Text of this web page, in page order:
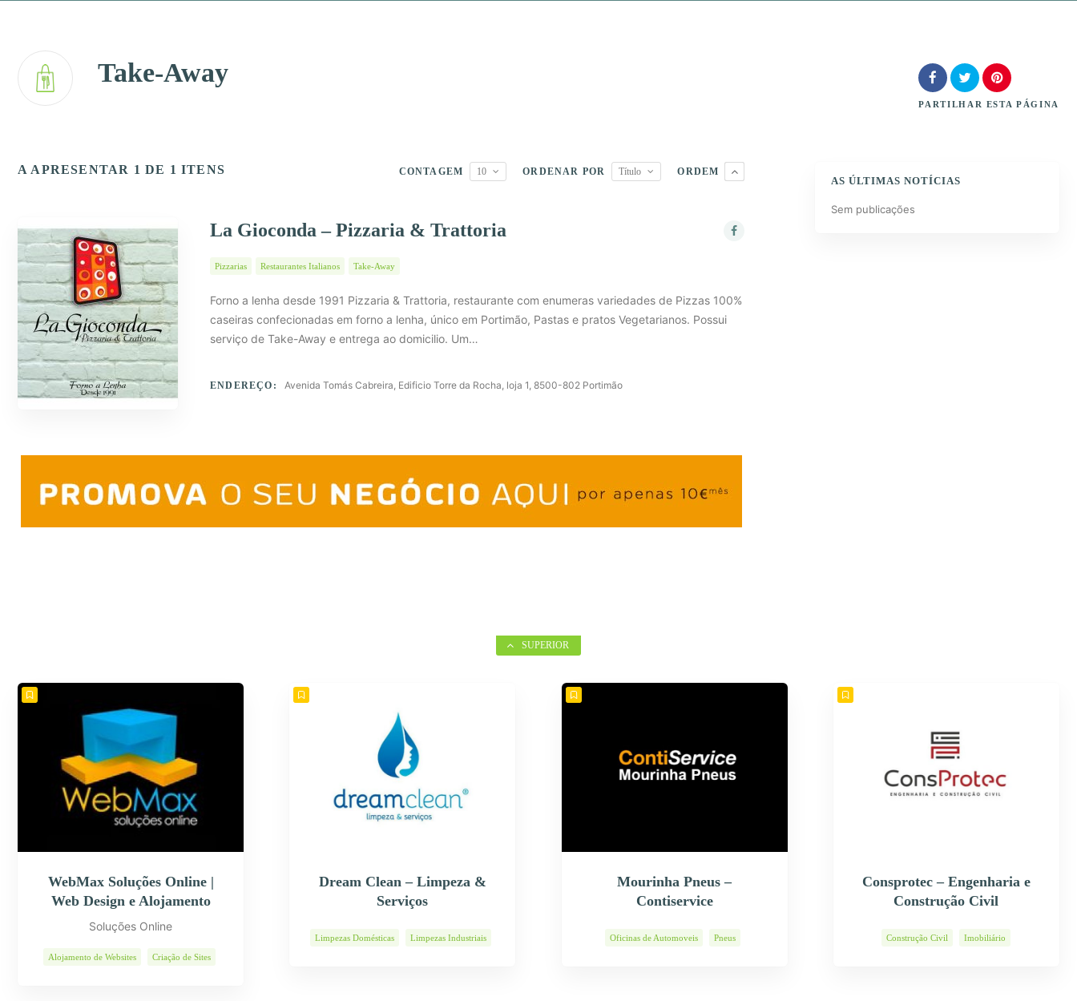
Take-Away
PARTILHAR ESTA PÁGINA
A APRESENTAR 1 DE 1 ITENS CONTAGEM 10 ORDENAR POR Título ORDEM
La Gioconda – Pizzaria & Trattoria
Pizzarias Restaurantes Italianos Take-Away
Forno a lenha desde 1991 Pizzaria & Trattoria, restaurante com enumeras variedades de Pizzas 100%
caseiras confecionadas em forno a lenha, único em Portimão, Pastas e pratos Vegetarianos. Possui
serviço de Take-Away e entrega ao domicilio. Um…
ENDEREÇO: Avenida Tomás Cabreira, Edificio Torre da Rocha, loja 1, 8500-802 Portimão
AS ÚLTIMAS NOTÍCIAS
Sem publicações
SUPERIOR
WebMax Soluções Online |
Web Design e Alojamento
Soluções Online
Alojamento de Websites Criação de Sites
Dream Clean – Limpeza &
Serviços
Limpezas Domésticas Limpezas Industriais
Mourinha Pneus –
Contiservice
Oficinas de Automoveis Pneus
Consprotec – Engenharia e
Construção Civil
Construção Civil Imobiliário